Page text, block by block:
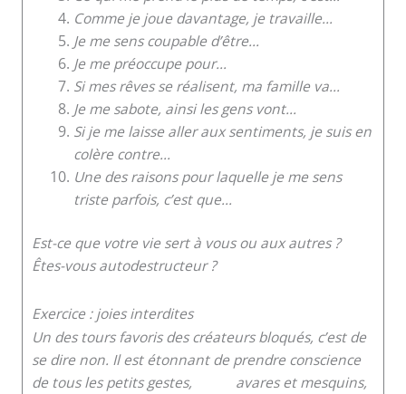
Comme je joue davantage, je travaille…
Je me sens coupable d’être…
Je me préoccupe pour…
Si mes rêves se réalisent, ma famille va…
Je me sabote, ainsi les gens vont…
Si je me laisse aller aux sentiments, je suis en
colère contre…
Une des raisons pour laquelle je me sens
triste parfois, c’est que…
Est-ce que votre vie sert à vous ou aux autres ?
Êtes-vous autodestructeur ?
Exercice : joies interdites
Un des tours favoris des créateurs bloqués, c’est de
se dire non. Il est étonnant de prendre conscience
de tous les petits gestes, avares et mesquins,